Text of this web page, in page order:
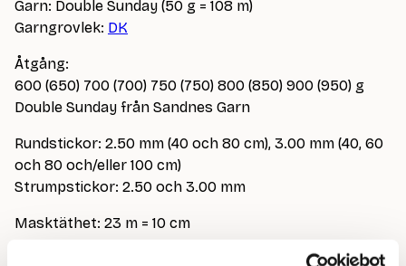
Garn: Double Sunday (50 g = 108 m)
Garngrovlek: DK
Åtgång:
600 (650) 700 (700) 750 (750) 800 (850) 900 (950) g
Double Sunday från Sandnes Garn
Rundstickor: 2.50 mm (40 och 80 cm), 3.00 mm (40, 60
och 80 och/eller 100 cm)
Strumpstickor: 2.50 och 3.00 mm
Masktäthet: 23 m = 10 cm
På bild stickad i Double Sunday från Sandnes Garn i